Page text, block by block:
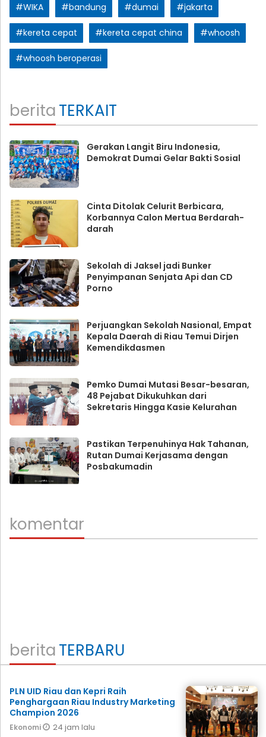
#WIKA #bandung #dumai #jakarta
#kereta cepat #kereta cepat china #whoosh
#whoosh beroperasi
beritaTERKAIT
Gerakan Langit Biru Indonesia,
Demokrat Dumai Gelar Bakti Sosial
Cinta Ditolak Celurit Berbicara,
Korbannya Calon Mertua Berdarah-
darah
Sekolah di Jaksel jadi Bunker
Penyimpanan Senjata Api dan CD
Porno
Perjuangkan Sekolah Nasional, Empat
Kepala Daerah di Riau Temui Dirjen
Kemendikdasmen
Pemko Dumai Mutasi Besar-besaran,
48 Pejabat Dikukuhkan dari
Sekretaris Hingga Kasie Kelurahan
Pastikan Terpenuhinya Hak Tahanan,
Rutan Dumai Kerjasama dengan
Posbakumadin
komentar
beritaTERBARU
PLN UID Riau dan Kepri Raih
Penghargaan Riau Industry Marketing
Champion 2026
Ekonomi 24 jam lalu